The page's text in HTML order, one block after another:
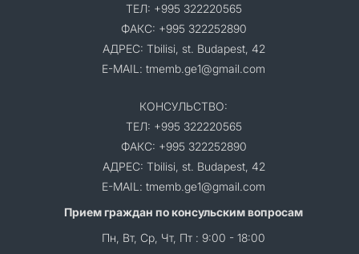
ТЕЛ: +995 322220565
ФАКС: +995 322252890
АДРЕС: Tbilisi, st. Budapest, 42
E-MAIL: tmemb.ge1@gmail.com
КОНСУЛЬСТВО:
ТЕЛ: +995 322220565
ФАКС: +995 322252890
АДРЕС: Tbilisi, st. Budapest, 42
E-MAIL: tmemb.ge1@gmail.com
Прием граждан по консульским вопросам
Пн, Вт, Ср, Чт, Пт : 9:00 - 18:00